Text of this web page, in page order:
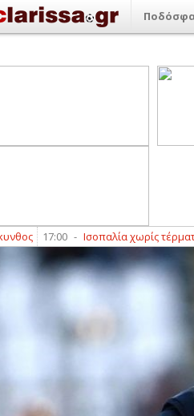
17:00 Ισοπαλία χωρίς τέρματα